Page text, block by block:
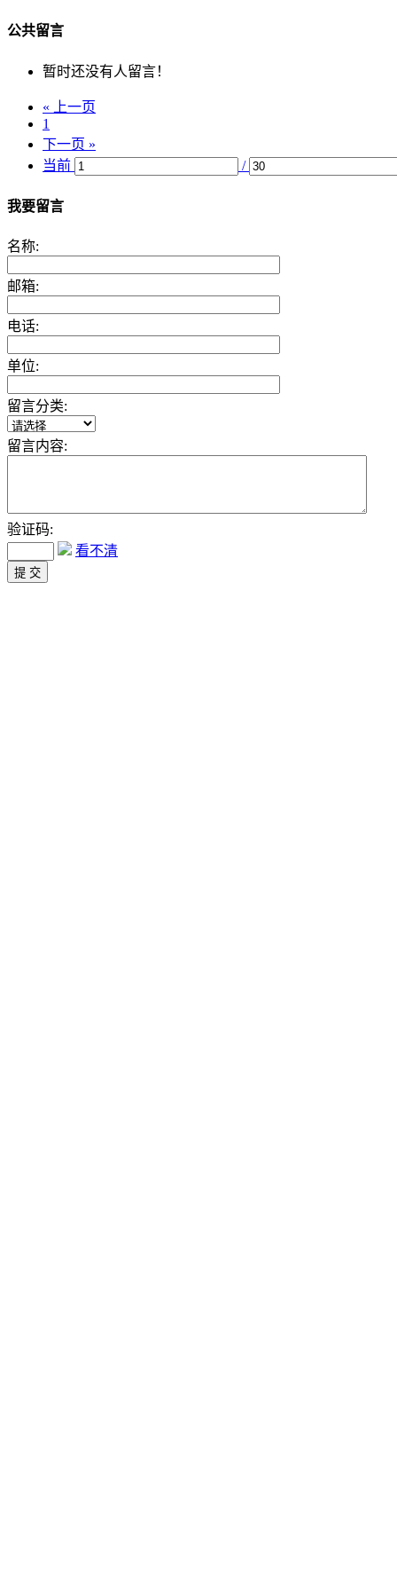
公共留言
暂时还没有人留言！
« 上一页
1
下一页 »
当前
/
我要留言
名称:
邮箱:
电话:
单位:
留言分类:
留言内容:
验证码:
看不清